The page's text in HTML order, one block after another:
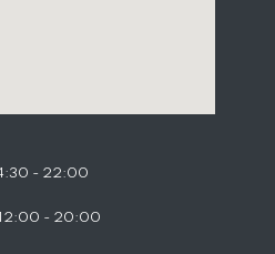
- 22:00
12:00 - 20:00